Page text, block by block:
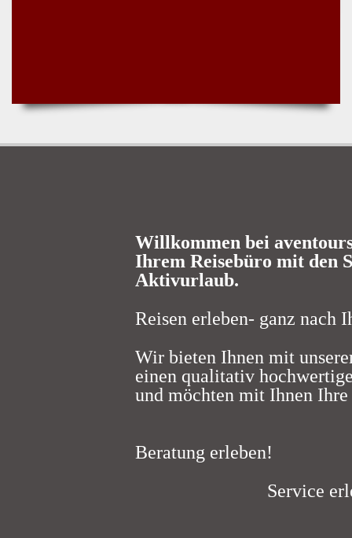
Willkommen bei
Ihrem Reisebüro mit den
Aktivurlaub.
Reisen erleben- ganz
Wir bieten Ihnen mit
einen qualitativ
und möchten mit Ihnen
Beratung erleben!
Service